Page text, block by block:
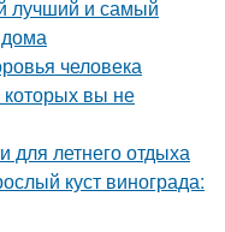
лучший и самый
человека
вы не
для летнего отдыха
куст винограда: